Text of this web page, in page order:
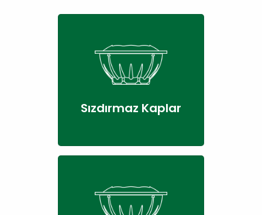
Sızdırmaz Kaplar